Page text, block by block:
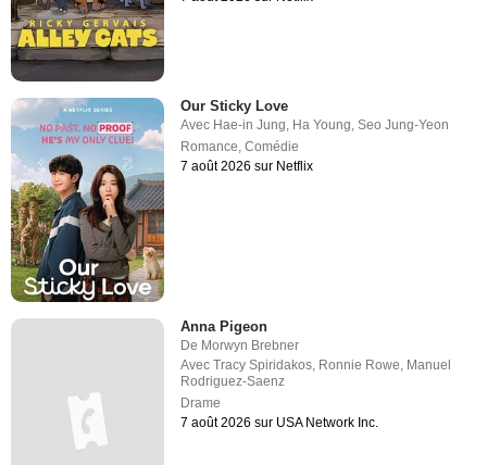
Our Sticky Love
Avec Hae-in Jung, Ha Young,Seo Jung-Yeon
Romance,Comédie
7 août 2026 sur Netflix
Anna Pigeon
De Morwyn Brebner
AvecTracy Spiridakos, Ronnie Rowe, Manuel
Rodriguez-Saenz
Drame
7 août 2026 sur USA Network Inc.